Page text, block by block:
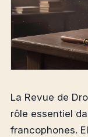
La Revue de
rôle essentiel
francophones.